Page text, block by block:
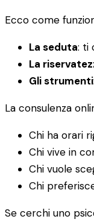
Ecco come
La seduta: ti
La
Gli strumenti
La consulenza
Chi ha orari
Chi vive in
Chi vuole
Chi
Se cerchi uno